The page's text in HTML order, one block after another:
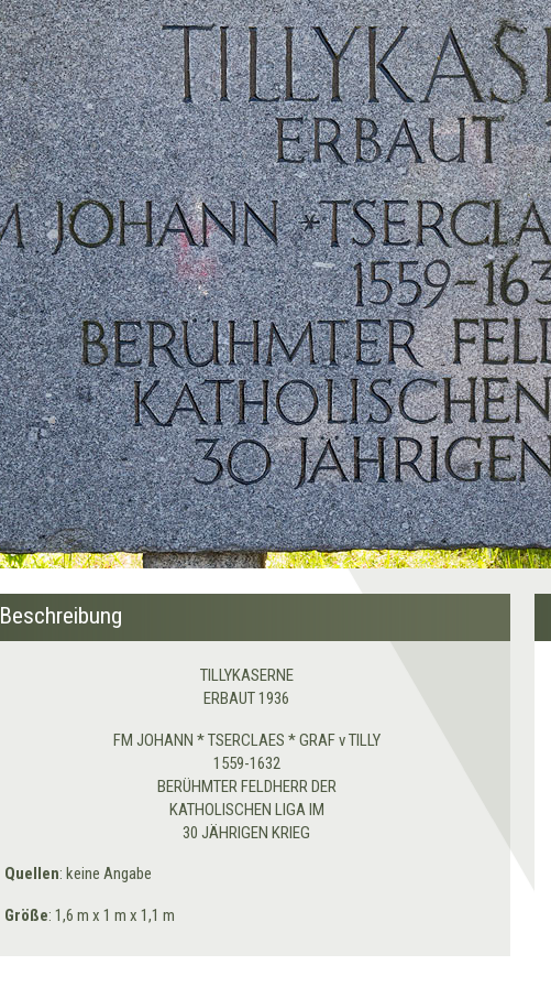
Beschreibung
TILLYKASERNE
ERBAUT 1936
FM JOHANN * TSERCLAES * GRAF v TILLY
1559-1632
BERÜHMTER FELDHERR DER
KATHOLISCHEN LIGA IM
30 JÄHRIGEN KRIEG
Quellen: keine Angabe
Größe: 1,6 m x 1 m x 1,1 m